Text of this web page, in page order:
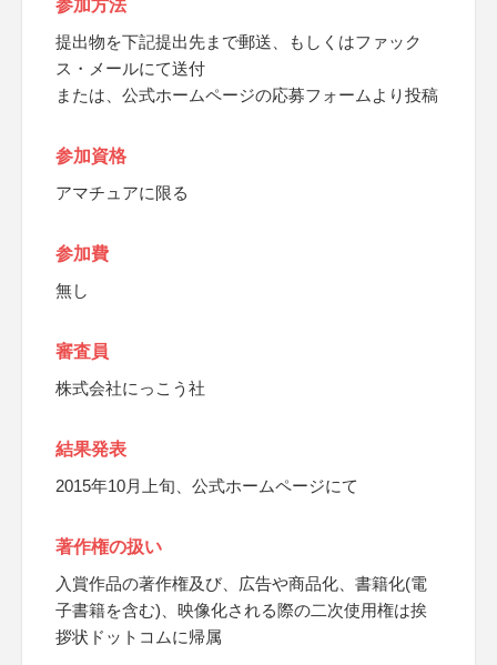
参加方法
提出物を下記提出先まで郵送、もしくはファック
ス・メールにて送付
または、公式ホームページの応募フォームより投稿
参加資格
アマチュアに限る
参加費
無し
審査員
株式会社にっこう社
結果発表
2015年10月上旬、公式ホームページにて
著作権の扱い
入賞作品の著作権及び、広告や商品化、書籍化(電
子書籍を含む)、映像化される際の二次使用権は挨
拶状ドットコムに帰属